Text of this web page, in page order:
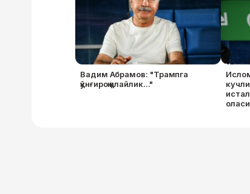
Вадим Абрамов: "Трампга
қўнғироқ қилайлик..."